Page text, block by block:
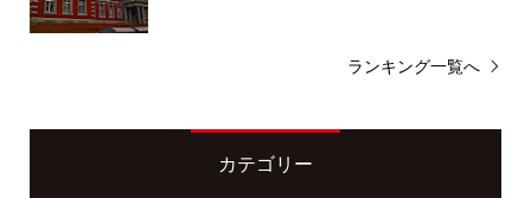
ランキング一覧へ
カテゴリー